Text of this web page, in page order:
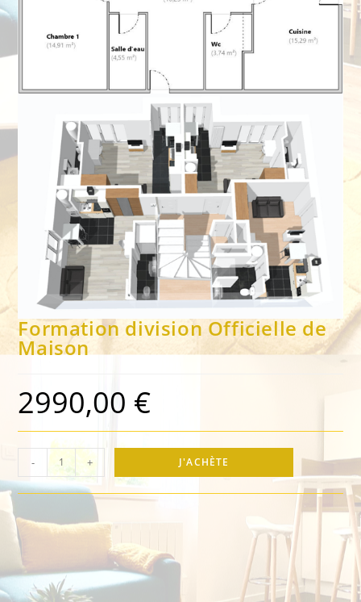
Formation division Officielle de
Maison
2990,00 €
- + J'ACHÈTE